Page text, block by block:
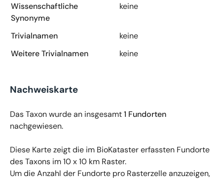
Wissenschaftliche
Synonyme
keine
Trivialnamen
keine
Weitere Trivialnamen
keine
Nachweiskarte
Das Taxon wurde an insgesamt1 Fundorten
nachgewiesen.
Diese Karte zeigt die im BioKataster erfassten Fundorte
des Taxons im 10 x 10 km Raster.
Um die Anzahl der Fundorte pro Rasterzelle anzuzeigen,